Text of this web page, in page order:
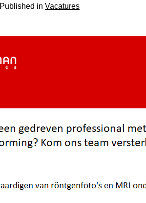
Published in Vacatures